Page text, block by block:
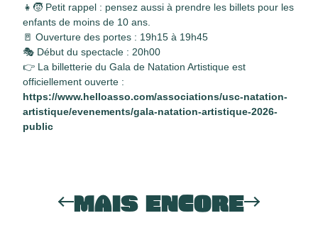
👧🧒 Petit rappel : pensez aussi à prendre les billets pour les
enfants de moins de 10 ans.
🚪 Ouverture des portes : 19h15 à 19h45
🎭 Début du spectacle : 20h00
👉 La billetterie du Gala de Natation Artistique est
officiellement ouverte :
https://www.helloasso.com/associations/usc-natation-
artistique/evenements/gala-natation-artistique-2026-
public
MAIS ENCORE